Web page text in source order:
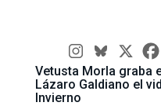
Vetusta Morla graba
Lázaro Galdiano el
Invierno